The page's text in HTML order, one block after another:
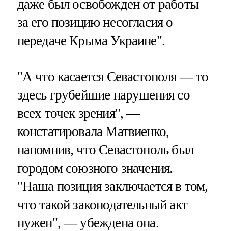
даже был освобожден от работы
за его позицию несогласия о
передаче Крыма Украине".
"А что касается Севастополя — то
здесь грубейшие нарушения со
всех точек зрения", —
констатировала Матвиенко,
напомнив, что Севастополь был
городом союзного значения.
"Наша позиция заключается в том,
что такой законодательный акт
нужен", — убеждена она.